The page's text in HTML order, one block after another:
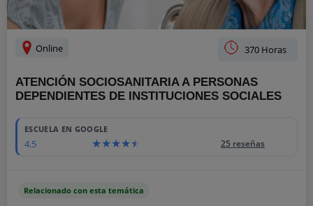
Online 370 Horas
ATENCIÓN SOCIOSANITARIA A PERSONAS
DEPENDIENTES DE INSTITUCIONES SOCIALES
ESCUELA EN GOOGLE
4.5 25 reseñas
Relacionado con esta temática